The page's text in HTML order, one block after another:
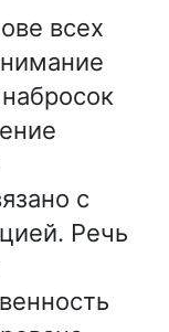
всех
с
Речь